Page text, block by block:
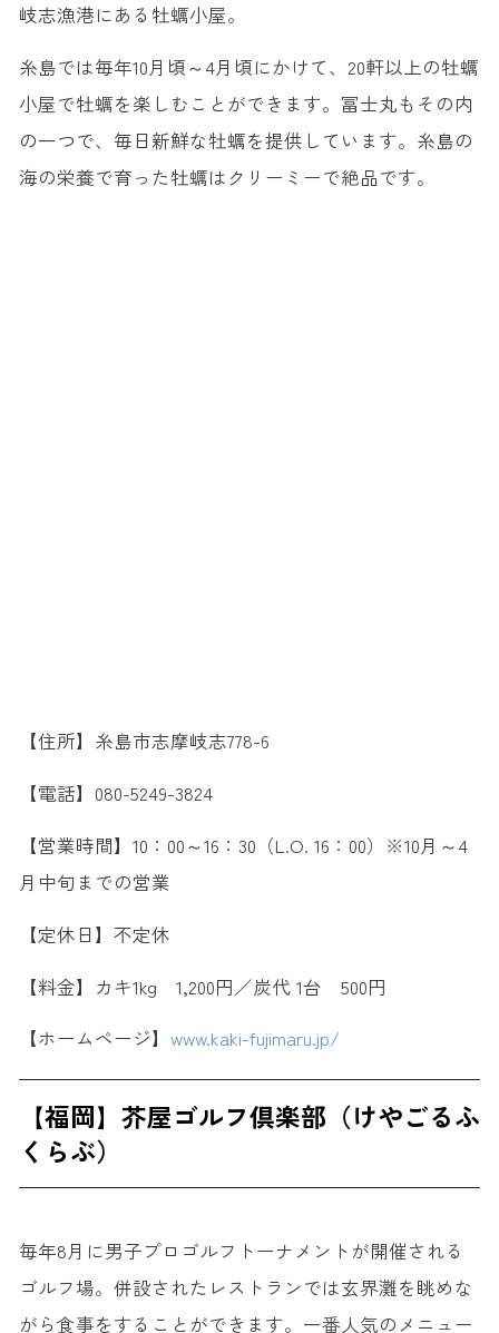
岐志漁港にある牡蠣小屋。
糸島では毎年10月頃～4月頃にかけて、20軒以上の牡蠣
小屋で牡蠣を楽しむことができます。冨士丸もその内
の一つで、毎日新鮮な牡蠣を提供しています。糸島の
海の栄養で育った牡蠣はクリーミーで絶品です。
【住所】糸島市志摩岐志778-6
【電話】080-5249-3824
【営業時間】10：00～16：30（L.O. 16：00）※10月～4
月中旬までの営業
【定休日】不定休
【料金】カキ1kg 1,200円／炭代 1台 500円
【ホームページ】 www.kaki-fujimaru.jp/
【福岡】芥屋ゴルフ倶楽部（けやごるふ
くらぶ）
毎年8月に男子プロゴルフトーナメントが開催される
ゴルフ場。併設されたレストランでは玄界灘を眺めな
がら食事をすることができます。一番人気のメニュー